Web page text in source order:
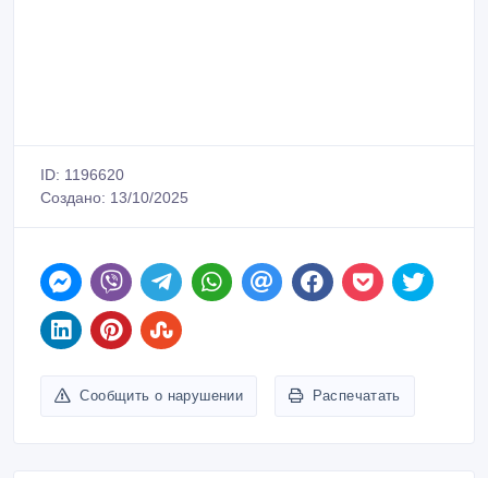
ID: 1196620
Создано: 13/10/2025
Сообщить о нарушении Распечатать